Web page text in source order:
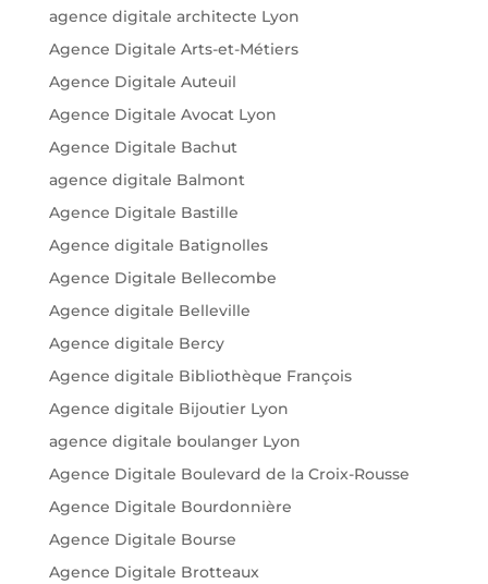
agence digitale architecte Lyon
Agence Digitale Arts-et-Métiers
Agence Digitale Auteuil
Agence Digitale Avocat Lyon
Agence Digitale Bachut
agence digitale Balmont
Agence Digitale Bastille
Agence digitale Batignolles
Agence Digitale Bellecombe
Agence digitale Belleville
Agence digitale Bercy
Agence digitale Bibliothèque François
Agence digitale Bijoutier Lyon
agence digitale boulanger Lyon
Agence Digitale Boulevard de la Croix-Rousse
Agence Digitale Bourdonnière
Agence Digitale Bourse
Agence Digitale Brotteaux